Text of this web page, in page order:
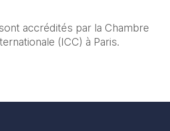
accrédités par la Chambre
(ICC) à Paris.